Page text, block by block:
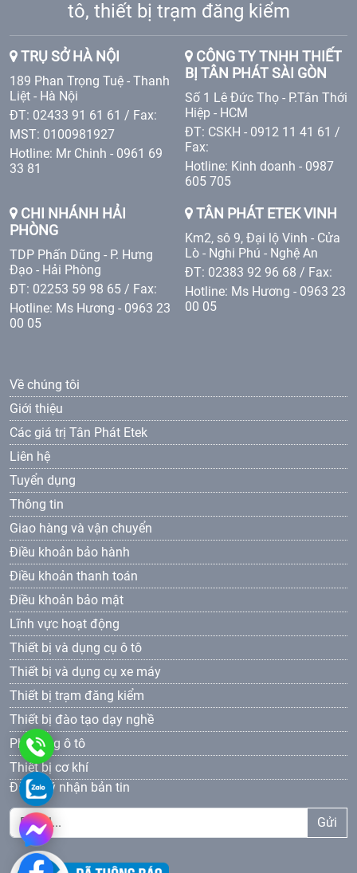
tô, thiết bị trạm đăng kiểm
TRỤ SỞ HÀ NỘI
189 Phan Trọng Tuệ - Thanh
Liệt - Hà Nội
ĐT: 02433 91 61 61 / Fax:
MST: 0100981927
Hotline: Mr Chinh - 0961 69
33 81
CÔNG TY TNHH THIẾT
BỊ TÂN PHÁT SÀI GÒN
Số 1 Lê Đức Thọ - P.Tân Thới
Hiệp - HCM
ĐT: CSKH - 0912 11 41 61 /
Fax:
Hotline: Kinh doanh - 0987
605 705
CHI NHÁNH HẢI
PHÒNG
TDP Phấn Dũng - P. Hưng
Đạo - Hải Phòng
ĐT: 02253 59 98 65 / Fax:
Hotline: Ms Hương - 0963 23
00 05
TÂN PHÁT ETEK VINH
Km2, sô 9, Đại lộ Vinh - Cửa
Lò - Nghi Phú - Nghệ An
ĐT: 02383 92 96 68 / Fax:
Hotline: Ms Hương - 0963 23
00 05
Về chúng tôi
Giới thiệu
Các giá trị Tân Phát Etek
Liên hệ
Tuyển dụng
Thông tin
Giao hàng và vận chuyển
Điều khoản bảo hành
Điều khoản thanh toán
Điều khoản bảo mật
Lĩnh vực hoạt động
Thiết bị và dụng cụ ô tô
Thiết bị và dụng cụ xe máy
Thiết bị trạm đăng kiểm
Thiết bị đào tạo dạy nghề
Phụ tùng ô tô
Thiết bị cơ khí
Đăng ký nhận bản tin
Gửi
0961
69
81
0961693381